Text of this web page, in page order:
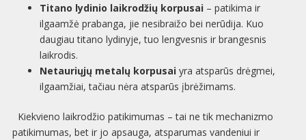
Titano lydinio laikrodžių korpusai– patikima ir
ilgaamžė prabanga, jie nesibraižo bei nerūdija. Kuo
daugiau titano lydinyje, tuo lengvesnis ir brangesnis
laikrodis.
Netauriųjų metalų korpusaiyra atsparūs drėgmei,
ilgaamžiai, tačiau nėra atsparūs įbrėžimams.
Kiekvieno laikrodžio patikimumas – tai ne tik mechanizmo
patikimumas, bet ir jo apsauga, atsparumas vandeniui ir